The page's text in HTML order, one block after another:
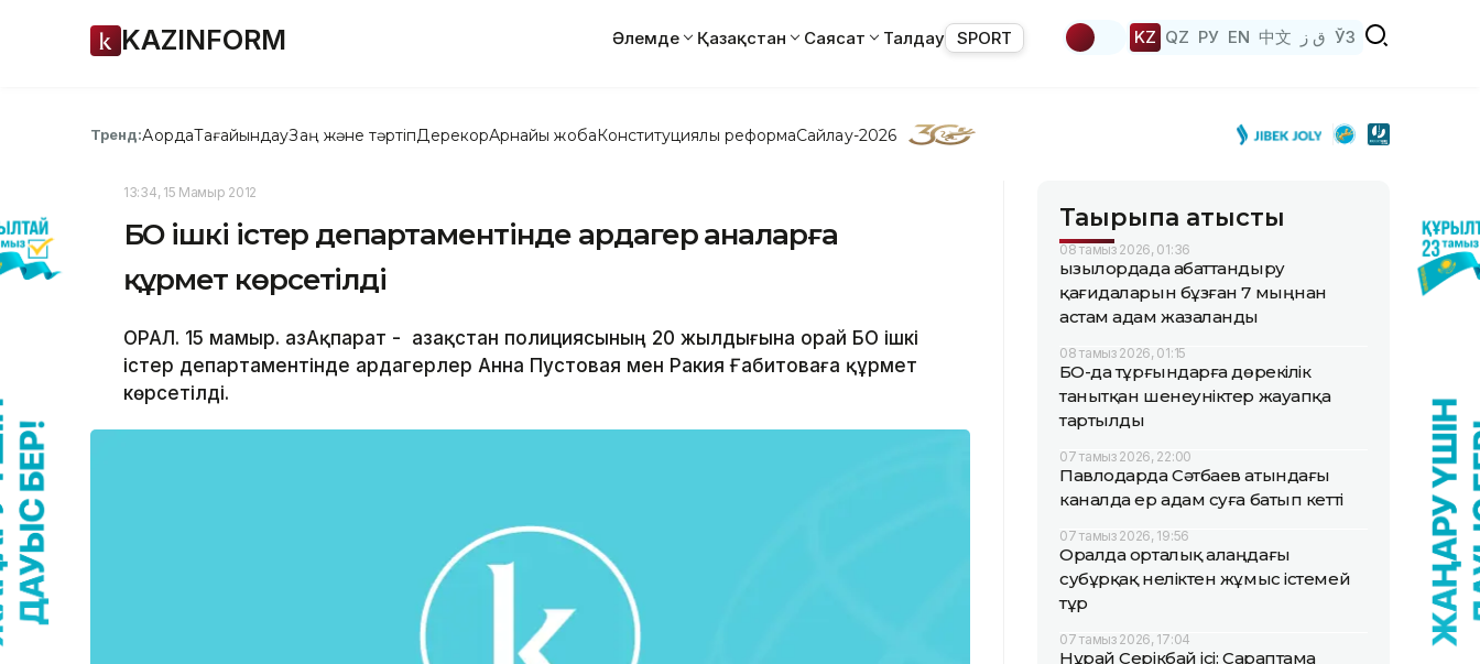
KAZINFORM Әлемде Қазақстан Саясат Талдау SPORT KZ QZ РУ EN 中文 ق ز ЎЗ
Тренд:АқордаТағайындауЗаң және тәртіпДерекқорАрнайы жобаКонституциялық реформаСайлау-2026
13:34, 15 Мамыр 2012
БҚО ішкі істер департаментінде ардагер аналарға
құрмет көрсетілді
ОРАЛ. 15 мамыр. ҚазАқпарат - Қазақстан полициясының 20 жылдығына орай БҚО ішкі
істер департаментінде ардагерлер Анна Пустовая мен Ракия Ғабитоваға құрмет
көрсетілді.
Тақырыпқа қатысты
08 тамыз 2026, 01:36
Қызылордада абаттандыру
қағидаларын бұзған 7 мыңнан
астам адам жазаланды
08 тамыз 2026, 01:15
БҚО-да тұрғындарға дөрекілік
танытқан шенеуніктер жауапқа
тартылды
07 тамыз 2026, 22:00
Павлодарда Сәтбаев атындағы
каналда ер адам суға батып кетті
07 тамыз 2026, 19:56
Оралда орталық алаңдағы
субұрқақ неліктен жұмыс істемей
тұр
07 тамыз 2026, 17:04
Нұрай Серікбай ісі: Сараптама